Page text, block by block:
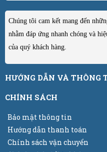
Chúng tôi cam kết mang đến
nhằm đáp ứng nhanh chóng và
của quý khách hàng.
HƯỚNG DẪN VÀ THÔNG
CHÍNH SÁCH
Bảo mật thông tin
Hướng dẫn thanh toán
Chính sách vận chuyển